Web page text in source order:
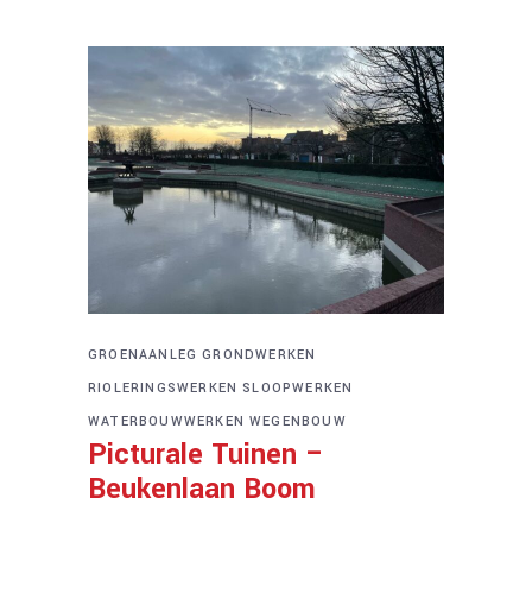
GROENAANLEG GRONDWERKEN
RIOLERINGSWERKEN SLOOPWERKEN
WATERBOUWWERKEN WEGENBOUW
Picturale Tuinen –
Beukenlaan Boom